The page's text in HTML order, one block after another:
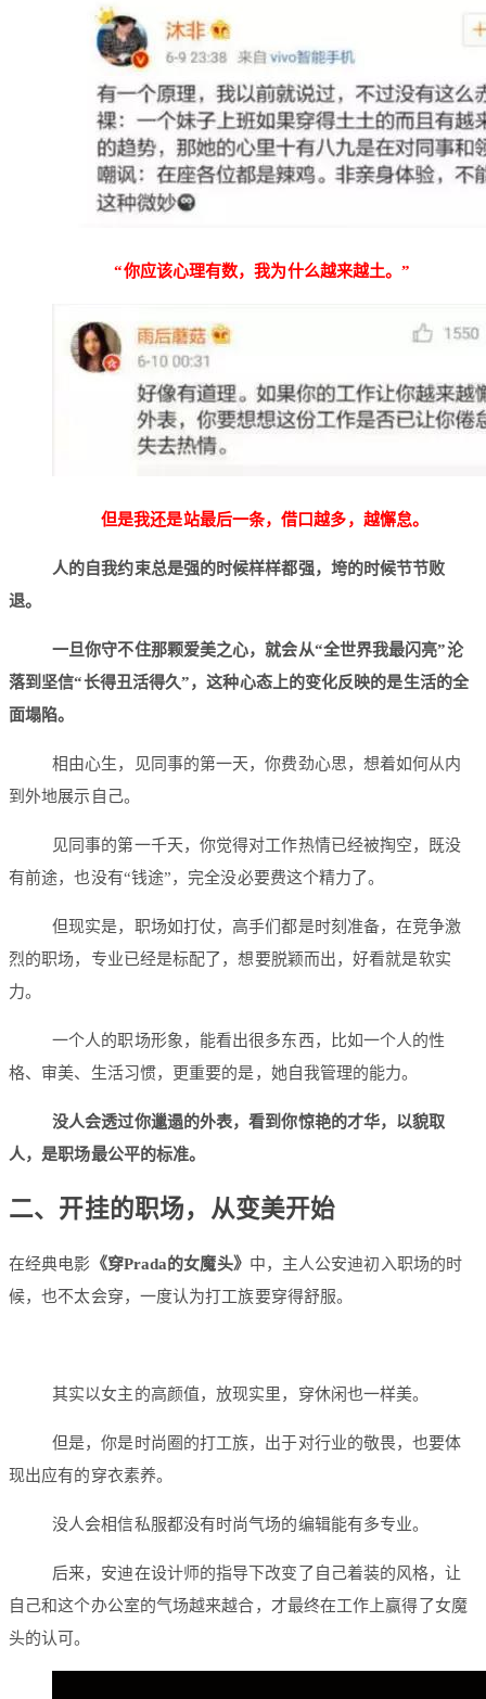
“你应该心理有数，我为什么越来越土。”
但是我还是站最后一条，借口越多，越懈怠。
人的自我约束总是强的时候样样都强，垮的时候节节败
退。
一旦你守不住那颗爱美之心，就会从“全世界我最闪亮”沦
落到坚信“长得丑活得久”，这种心态上的变化反映的是生活的全
面塌陷。
相由心生，见同事的第一天，你费劲心思，想着如何从内
到外地展示自己。
见同事的第一千天，你觉得对工作热情已经被掏空，既没
有前途，也没有“钱途”，完全没必要费这个精力了。
但现实是，职场如打仗，高手们都是时刻准备，在竞争激
烈的职场，专业已经是标配了，想要脱颖而出，好看就是软实
力。
一个人的职场形象，能看出很多东西，比如一个人的性
格、审美、生活习惯，更重要的是，她自我管理的能力。
没人会透过你邋遢的外表，看到你惊艳的才华，以貌取
人，是职场最公平的标准。
二、开挂的职场，从变美开始
在经典电影 《穿Prada的女魔头》 中，主人公安迪初入职场的时
候，也不太会穿，一度认为打工族要穿得舒服。
其实以女主的高颜值，放现实里，穿休闲也一样美。
但是，你是时尚圈的打工族，出于对行业的敬畏，也要体
现出应有的穿衣素养。
没人会相信私服都没有时尚气场的编辑能有多专业。
后来，安迪在设计师的指导下改变了自己着装的风格，让
自己和这个办公室的气场越来越合，才最终在工作上赢得了女魔
头的认可。